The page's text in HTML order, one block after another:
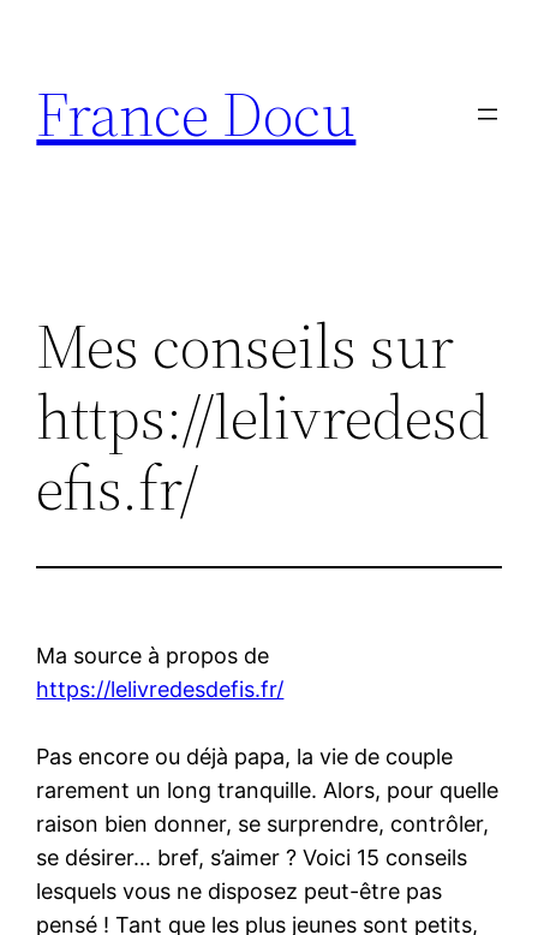
contenu
France Docu
Mes conseils sur
https://lelivredesd
efis.fr/
Ma source à propos de
https://lelivredesdefis.fr/
Pas encore ou déjà papa, la vie de couple
rarement un long tranquille. Alors, pour quelle
raison bien donner, se surprendre, contrôler,
se désirer… bref, s’aimer ? Voici 15 conseils
lesquels vous ne disposez peut-être pas
pensé ! Tant que les plus jeunes sont petits,